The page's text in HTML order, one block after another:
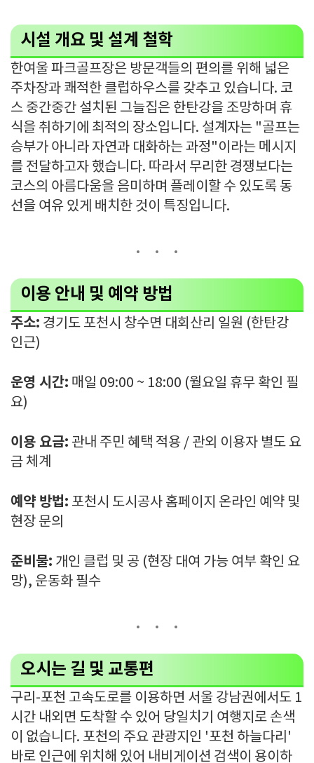
시설 개요 및 설계 철학
한여울 파크골프장은 방문객들의 편의를 위해 넓은
주차장과 쾌적한 클럽하우스를 갖추고 있습니다. 코
스 중간중간 설치된 그늘집은 한탄강을 조망하며 휴
식을 취하기에 최적의 장소입니다. 설계자는 "골프는
승부가 아니라 자연과 대화하는 과정"이라는 메시지
를 전달하고자 했습니다. 따라서 무리한 경쟁보다는
코스의 아름다움을 음미하며 플레이할 수 있도록 동
선을 여유 있게 배치한 것이 특징입니다.
이용 안내 및 예약 방법
주소: 경기도 포천시 창수면 대회산리 일원 (한탄강
인근)
운영 시간: 매일 09:00 ~ 18:00 (월요일 휴무 확인 필
요)
이용 요금: 관내 주민 혜택 적용 / 관외 이용자 별도 요
금 체계
예약 방법: 포천시 도시공사 홈페이지 온라인 예약 및
현장 문의
준비물: 개인 클럽 및 공 (현장 대여 가능 여부 확인 요
망), 운동화 필수
오시는 길 및 교통편
구리-포천 고속도로를 이용하면 서울 강남권에서도 1
시간 내외면 도착할 수 있어 당일치기 여행지로 손색
이 없습니다. 포천의 주요 관광지인 '포천 하늘다리'
바로 인근에 위치해 있어 내비게이션 검색이 용이하